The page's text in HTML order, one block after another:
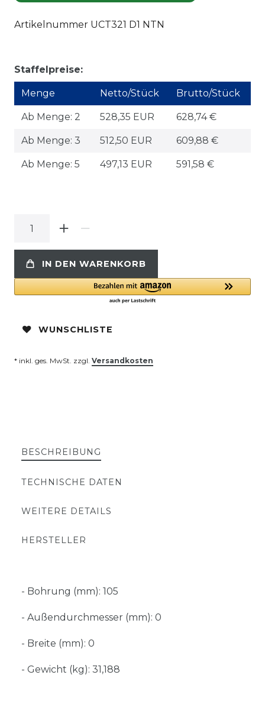
Artikelnummer UCT321 D1 NTN
Staffelpreise:
Menge Netto/Stück Brutto/Stück
Ab Menge: 2 528,35 EUR 628,74 €
Ab Menge: 3 512,50 EUR 609,88 €
Ab Menge: 5 497,13 EUR 591,58 €
IN DEN WARENKORB
WUNSCHLISTE
* inkl. ges. MwSt. zzgl. Versandkosten
BESCHREIBUNG
TECHNISCHE DATEN
WEITERE DETAILS
HERSTELLER
- Bohrung (mm): 105
- Außendurchmesser (mm): 0
- Breite (mm): 0
- Gewicht (kg): 31,188